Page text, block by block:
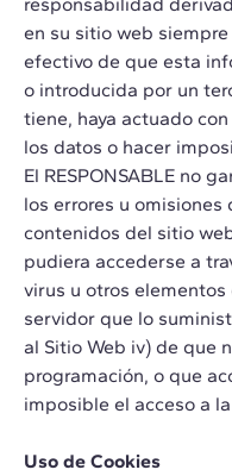
en su sitio web
efectivo de que esta
o introducida por un
tiene, haya actuado
los datos o hacer
El RESPONSABLE no
los errores u
contenidos del sitio
pudiera accederse a
virus u otros elementos
servidor que lo
al Sitio Web iv) de que
programación, o que
imposible el acceso a
Uso de Cookies